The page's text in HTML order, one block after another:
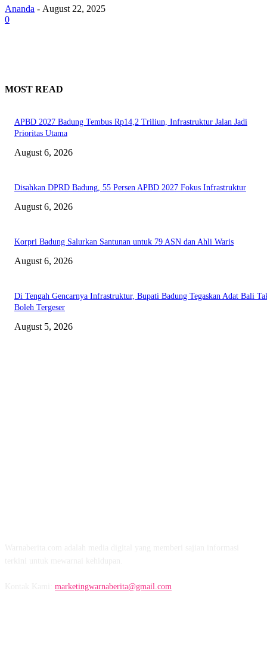
Ananda - August 22, 2025
0
MOST READ
APBD 2027 Badung Tembus Rp14,2 Triliun, Infrastruktur Jalan Jadi
Prioritas Utama
August 6, 2026
Disahkan DPRD Badung, 55 Persen APBD 2027 Fokus Infrastruktur
August 6, 2026
Korpri Badung Salurkan Santunan untuk 79 ASN dan Ahli Waris
August 6, 2026
Di Tengah Gencarnya Infrastruktur, Bupati Badung Tegaskan Adat Bali
Boleh Tergeser
August 5, 2026
marketingwarnaberita@gmail.com